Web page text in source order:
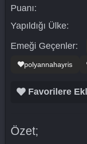
Puanı:
Yapıldığı Ülke:
Emeği Geçenler:
polyannahayris
Favorilere
Özet;